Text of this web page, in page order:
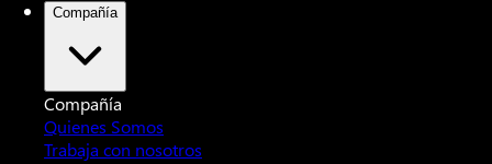
Compañía
Compañía
Quienes Somos
Trabaja con nosotros